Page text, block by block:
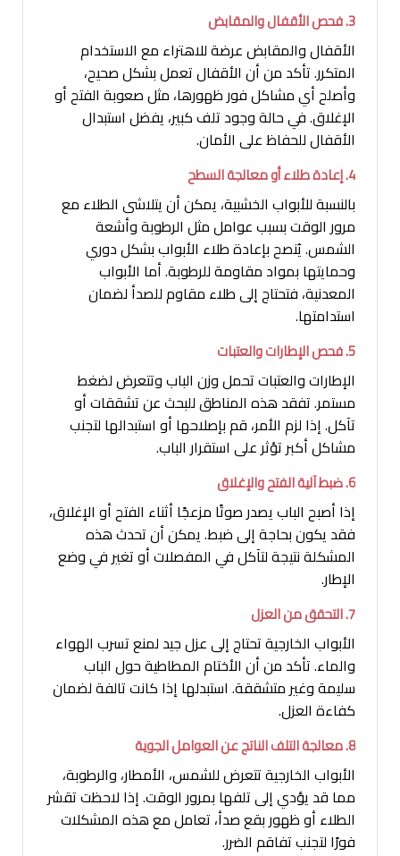
3. فحص الأقفال والمقابض
الأقفال والمقابض عرضة للاهتراء مع الاستخدام
المتكرر. تأكد من أن الأقفال تعمل بشكل صحيح،
وأصلح أي مشاكل فور ظهورها، مثل صعوبة الفتح أو
الإغلاق. في حالة وجود تلف كبير، يفضل استبدال
الأقفال للحفاظ على الأمان.
4. إعادة طلاء أو معالجة السطح
بالنسبة للأبواب الخشبية، يمكن أن يتلاشى الطلاء مع
مرور الوقت بسبب عوامل مثل الرطوبة وأشعة
الشمس. يُنصح بإعادة طلاء الأبواب بشكل دوري
وحمايتها بمواد مقاومة للرطوبة. أما الأبواب
المعدنية، فتحتاج إلى طلاء مقاوم للصدأ لضمان
استدامتها.
5. فحص الإطارات والعتبات
الإطارات والعتبات تحمل وزن الباب وتتعرض لضغط
مستمر. تفقد هذه المناطق للبحث عن تشققات أو
تآكل. إذا لزم الأمر، قم بإصلاحها أو استبدالها لتجنب
مشاكل أكبر تؤثر على استقرار الباب.
6. ضبط آلية الفتح والإغلاق
إذا أصبح الباب يصدر صوتًا مزعجًا أثناء الفتح أو الإغلاق،
فقد يكون بحاجة إلى ضبط. يمكن أن تحدث هذه
المشكلة نتيجة لتآكل في المفصلات أو تغير في وضع
الإطار.
7. التحقق من العزل
الأبواب الخارجية تحتاج إلى عزل جيد لمنع تسرب الهواء
والماء. تأكد من أن الأختام المطاطية حول الباب
سليمة وغير متشققة. استبدلها إذا كانت تالفة لضمان
كفاءة العزل.
8. معالجة التلف الناتج عن العوامل الجوية
الأبواب الخارجية تتعرض للشمس، الأمطار، والرطوبة،
مما قد يؤدي إلى تلفها بمرور الوقت. إذا لاحظت تقشر
الطلاء أو ظهور بقع صدأ، تعامل مع هذه المشكلات
فورًا لتجنب تفاقم الضرر.